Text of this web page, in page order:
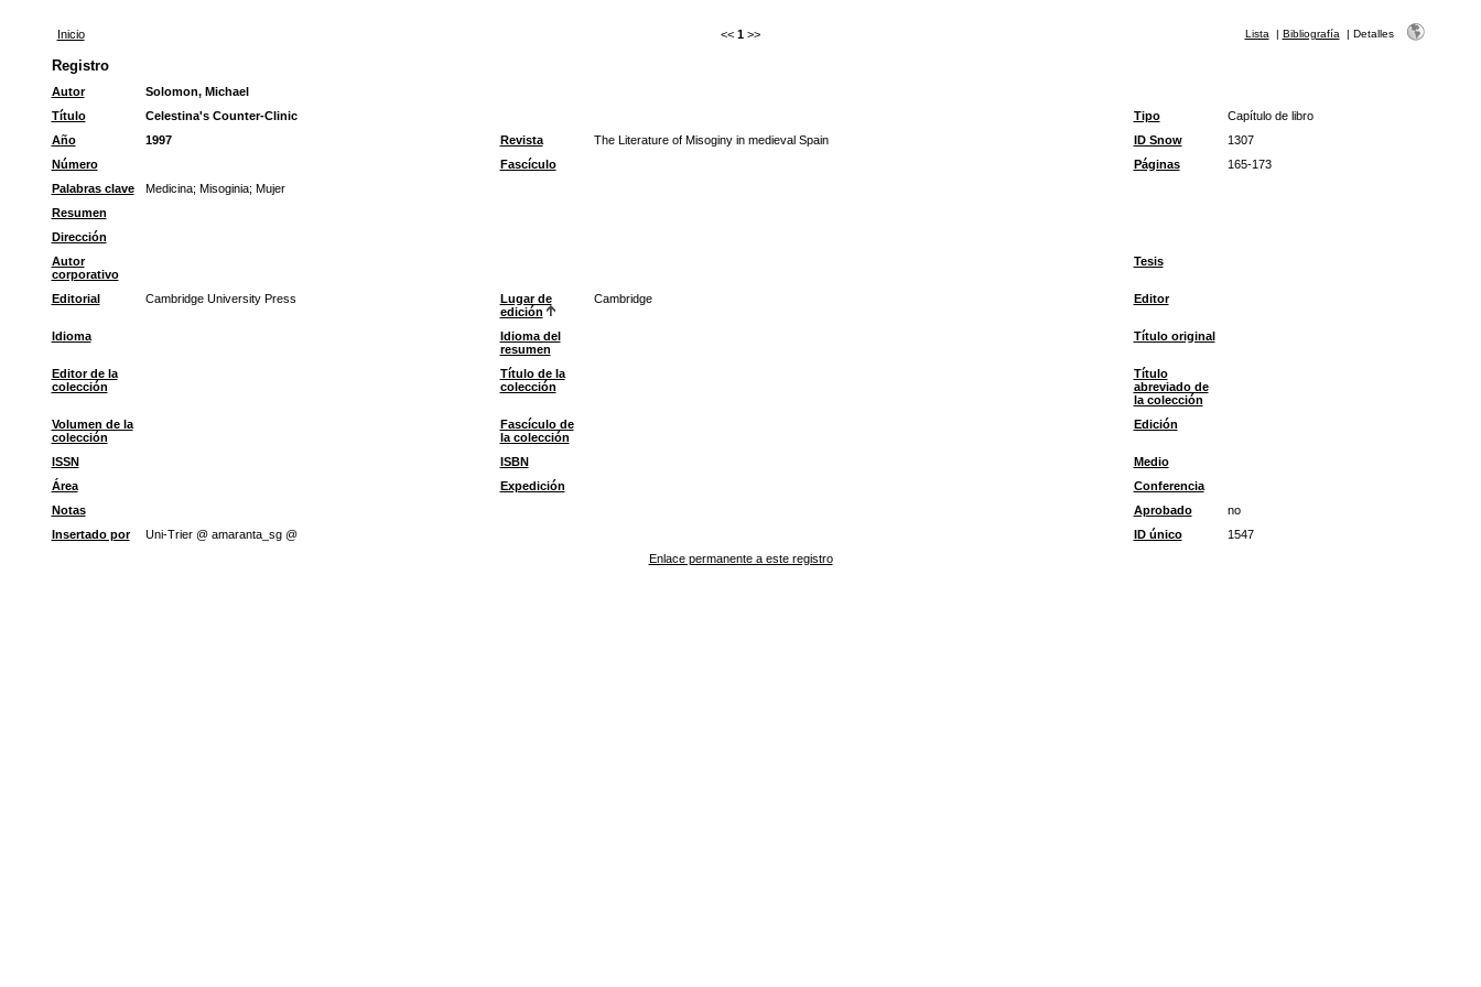
Inicio << 1 >> Lista | Bibliografía | Detalles
Registro
Autor
Solomon, Michael
Título
Celestina's Counter-Clinic Tipo
Capítulo de libro
Año
1997 Revista The Literature of Misoginy in medieval Spain ID Snow
1307
Número
Fascículo Páginas
165-173
Palabras clave
Medicina; Misoginia; Mujer
Resumen
Dirección
Autor
corporativo
Tesis
Editorial Cambridge University Press
Lugar de
edición
Cambridge Editor
Idioma
Idioma del
resumen
Título original
Editor de la
colección
Título de la
colección
Título
abreviado de
la colección
Volumen de la
colección
Fascículo de
la colección
Edición
ISSN ISBN
Medio
Área
Expedición
Conferencia
Notas
Aprobado
no
Insertado por
Uni-Trier @ amaranta_sg @ ID único
1547
Enlace permanente a este registro